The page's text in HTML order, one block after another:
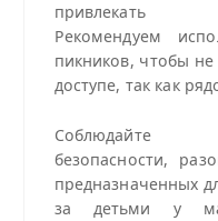
Рекомендуем
пикников, чтобы
доступе, так как
безопасности,
предназначенных
за детьми у